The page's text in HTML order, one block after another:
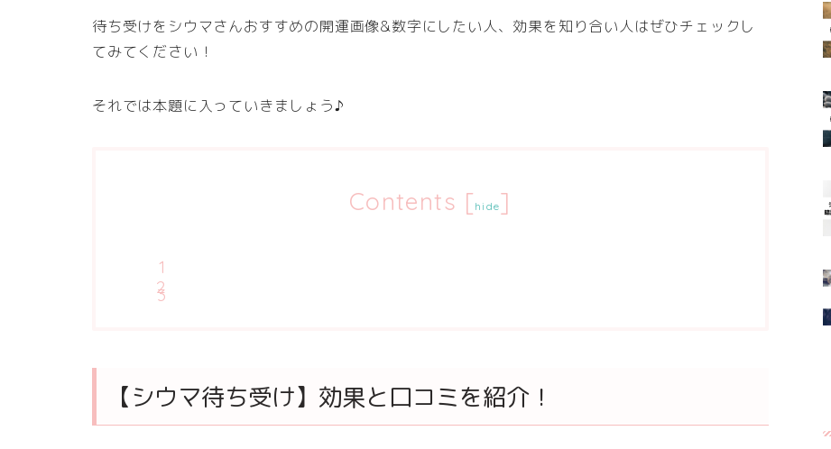
待ち受けをシウマさんおすすめの開運画像&数字にしたい人、効果を知り合い人はぜひチェックし
てみてください！
それでは本題に入っていきましょう♪
Contents [ hide]
【シウマ待ち受け】効果と口コミを紹介！